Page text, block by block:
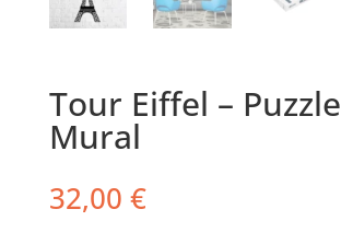
Tour Eiffel – Puzzle
Mural
32,00 €